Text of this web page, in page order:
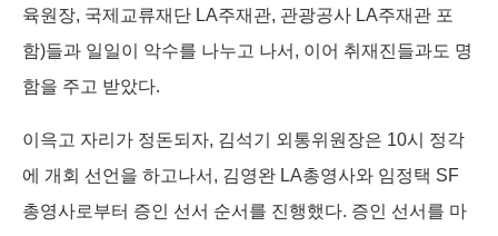
육원장, 국제교류재단 LA주재관, 관광공사 LA주재관 포
함)들과 일일이 악수를 나누고 나서, 이어 취재진들과도 명
함을 주고 받았다.
이윽고 자리가 정돈되자, 김석기 외통위원장은 10시 정각
에 개회 선언을 하고나서, 김영완 LA총영사와 임정택 SF
총영사로부터 증인 선서 순서를 진행했다. 증인 선서를 마